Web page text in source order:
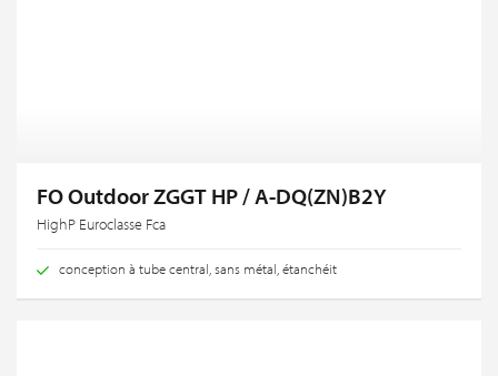
FO Outdoor ZGGT HP / A-DQ(ZN)B2Y
HighP Euroclasse Fca
conception à tube central, sans métal, étanchéit